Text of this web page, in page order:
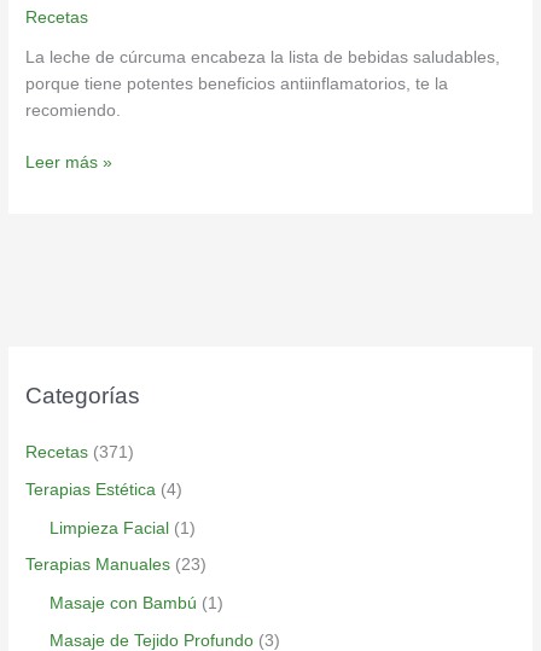
Recetas
La leche de cúrcuma encabeza la lista de bebidas saludables,
porque tiene potentes beneficios antiinflamatorios, te la
recomiendo.
Leer más »
Categorías
Recetas (371)
Terapias Estética (4)
Limpieza Facial (1)
Terapias Manuales (23)
Masaje con Bambú (1)
Masaje de Tejido Profundo (3)